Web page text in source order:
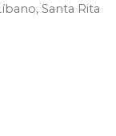
Santa Rita